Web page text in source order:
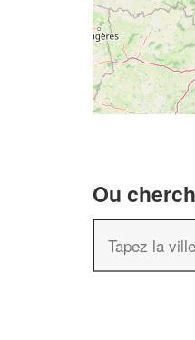
Ou